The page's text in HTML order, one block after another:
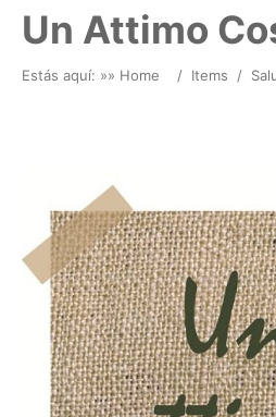
Un Attimo
Estás aquí: »» Home / Items /